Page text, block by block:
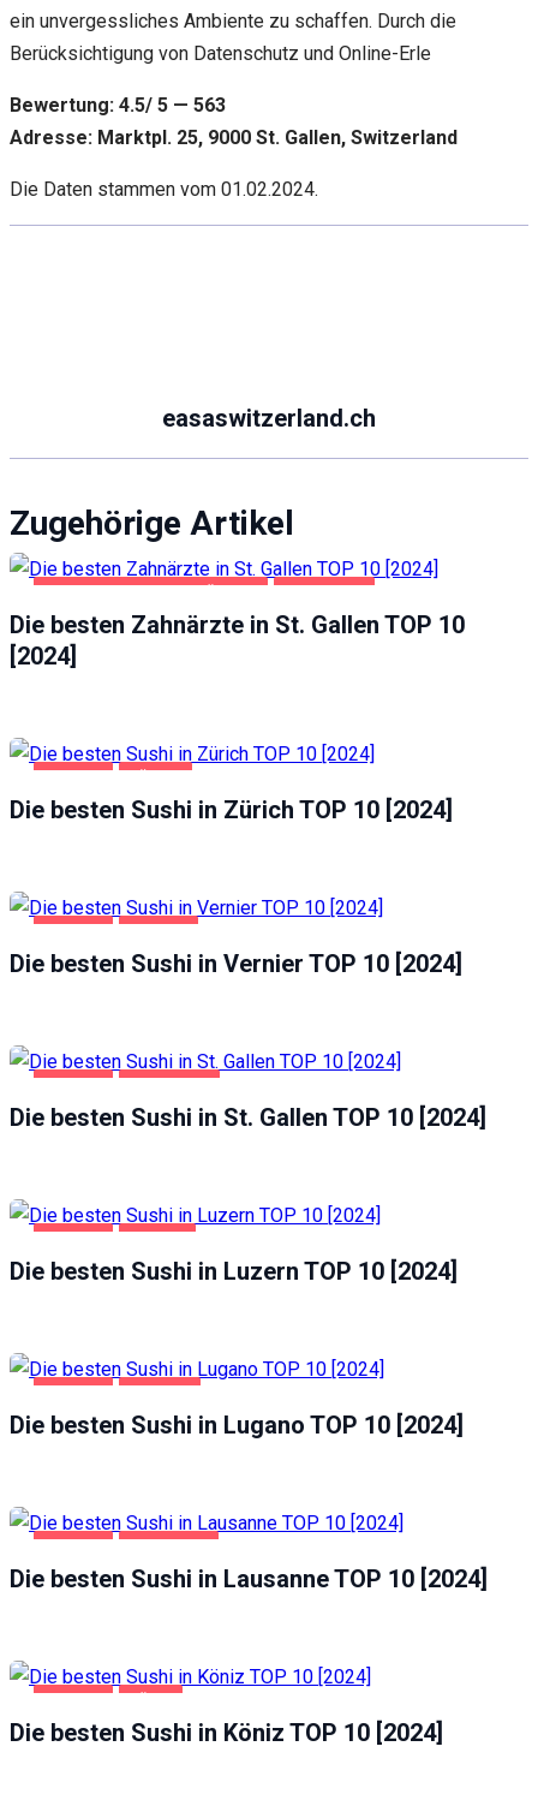
ein unvergessliches Ambiente zu schaffen. Durch die
Berücksichtigung von Datenschutz und Online-Erle
Bewertung: 4.5/ 5 — 563
Adresse: Marktpl. 25, 9000 St. Gallen, Switzerland
Die Daten stammen vom 01.02.2024.
easaswitzerland.ch
Zugehörige Artikel
Die besten Zahnärzte in St. Gallen TOP 10
[2024]
Die besten Sushi in Zürich TOP 10 [2024]
Die besten Sushi in Vernier TOP 10 [2024]
Die besten Sushi in St. Gallen TOP 10 [2024]
Die besten Sushi in Luzern TOP 10 [2024]
Die besten Sushi in Lugano TOP 10 [2024]
Die besten Sushi in Lausanne TOP 10 [2024]
Die besten Sushi in Köniz TOP 10 [2024]